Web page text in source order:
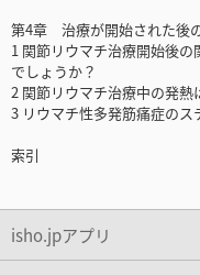
第4章 治療が開始された後
1 関節リウマチ治療開始後
でしょうか？
2 関節リウマチ治療中の発熱
3 リウマチ性多発筋痛症の
索引
isho.jpアプリ